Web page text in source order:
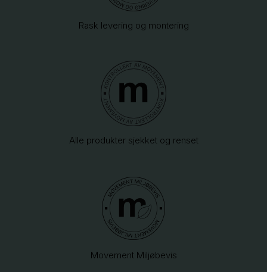
Rask levering og montering
Alle produkter sjekket og renset
Movement Miljøbevis